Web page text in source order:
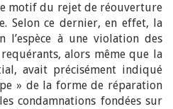
motif du rejet de réouverture
Selon ce dernier, en effet, la
l’espèce à une violation des
alors même que la
avait précisément indiqué
» de la forme de réparation
condamnations fondées sur